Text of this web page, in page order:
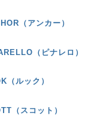
（アンカー）
（ピナレロ）
（ルック）
（スコット）